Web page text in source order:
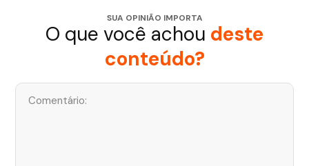
SUA OPINIÃO IMPORTA
O que você achou deste
conteúdo?